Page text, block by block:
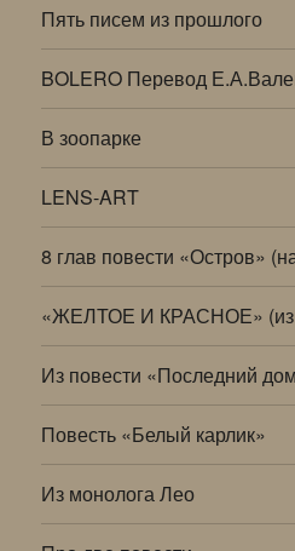
Пять писем из прошлого
BOLERO Перевод
В зоопарке
LENS-ART
8 глав повести «Остров»
«ЖЕЛТОЕ И КРАСНОЕ» (из
Из повести «Последний
Повесть «Белый карлик»
Из монолога Лео